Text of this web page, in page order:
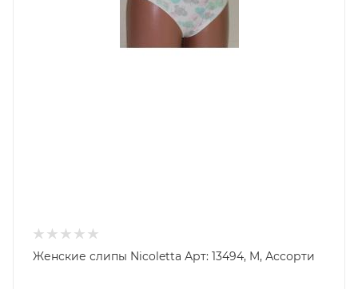
Женские слипы Nicoletta Арт: 13494, M, Ассорти